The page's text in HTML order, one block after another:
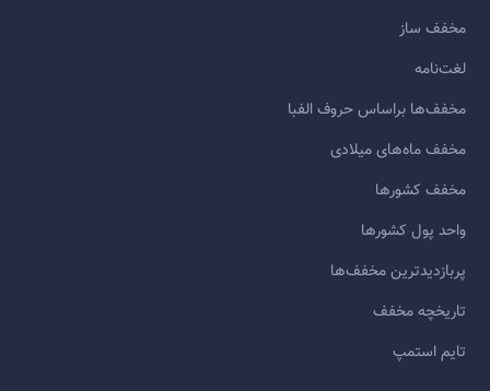
مخفف ساز
لغت‌نامه
مخفف‌ها براساس حروف الفبا
مخفف ماه‌های میلادی
مخفف کشورها
واحد پول کشورها
پربازديدترين مخفف‌ها
تاريخچه مخفف
تایم استمپ